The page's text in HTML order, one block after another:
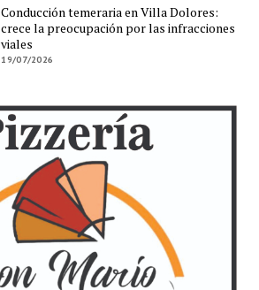
Conducción temeraria en Villa Dolores:
crece la preocupación por las infracciones
viales
19/07/2026